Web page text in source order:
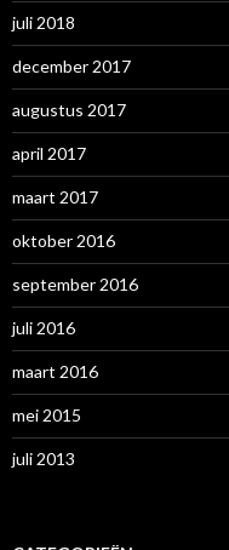
juli 2018
december 2017
augustus 2017
april 2017
maart 2017
oktober 2016
september 2016
juli 2016
maart 2016
mei 2015
juli 2013